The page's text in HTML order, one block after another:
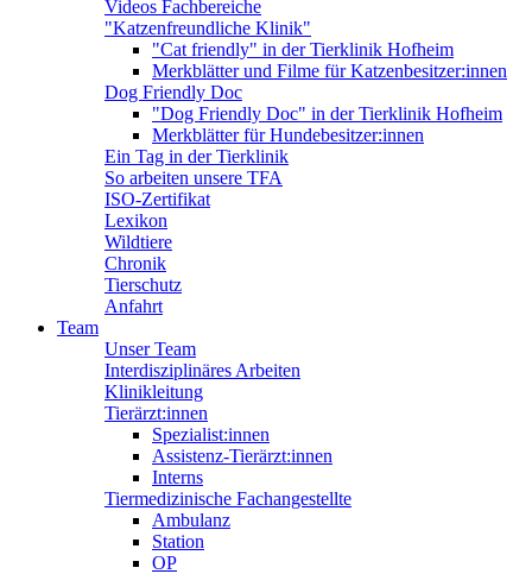
Videos Fachbereiche
"Katzenfreundliche Klinik"
"Cat friendly" in der Tierklinik Hofheim
Merkblätter und Filme für Katzenbesitzer:innen
Dog Friendly Doc
"Dog Friendly Doc" in der Tierklinik Hofheim
Merkblätter für Hundebesitzer:innen
Ein Tag in der Tierklinik
So arbeiten unsere TFA
ISO-Zertifikat
Lexikon
Wildtiere
Chronik
Tierschutz
Anfahrt
Team
Unser Team
Interdisziplinäres Arbeiten
Klinikleitung
Tierärzt:innen
Spezialist:innen
Assistenz-Tierärzt:innen
Interns
Tiermedizinische Fachangestellte
Ambulanz
Station
OP